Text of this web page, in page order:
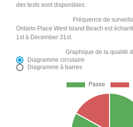
des tests sont disponibles.
Fréquence de
Ontario Place West Island Beach est
1st à December 31st.
Graphique de la qualité
Diagramme circulaire
Diagramme à barres